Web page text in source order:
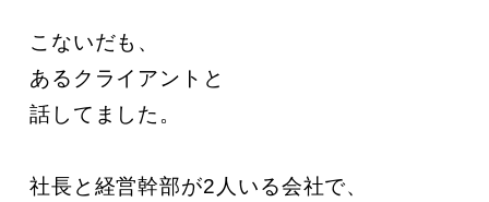
こないだも、
あるクライアントと
話してました。
社長と経営幹部が2人いる会社で、